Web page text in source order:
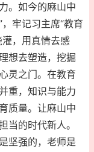
。如今的麻山中
牢记习主席“教育
，用真情去感
想去塑造，挖掘
灵之门。在教育
重，知识与能力
质量。让麻山中
当的时代新人。
坚强的，老师是